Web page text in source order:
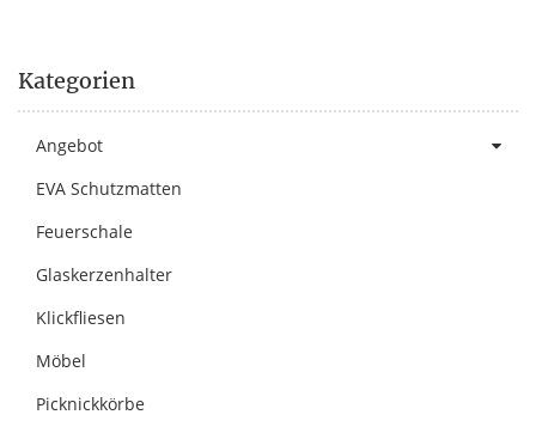
Kategorien
Angebot
EVA Schutzmatten
Feuerschale
Glaskerzenhalter
Klickfliesen
Möbel
Picknickkörbe